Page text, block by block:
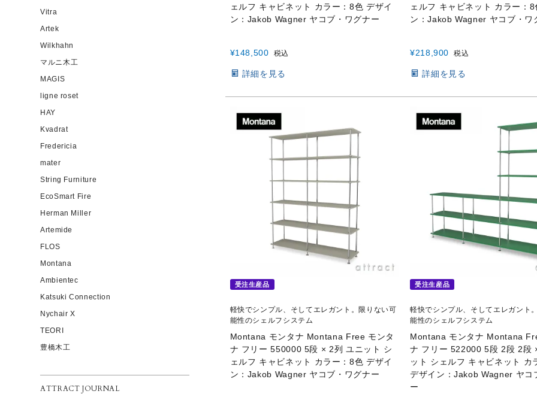
Vitra
Artek
Wilkhahn
マルニ木工
MAGIS
ligne roset
HAY
Kvadrat
Fredericia
mater
String Furniture
EcoSmart Fire
Herman Miller
Artemide
FLOS
Montana
Ambientec
Katsuki Connection
Nychair X
TEORI
豊橋木工
ATTRACT JOURNAL
ェルフ キャビネット カラー：8色 デザイ
ン：Jakob Wagner ヤコブ・ワグナー
¥148,500 税込
詳細を見る
ェルフ キャビネット カラー：8
ン：Jakob Wagner ヤコブ・ワ
¥218,900 税込
詳細を見る
受注生産品
軽快でシンプル、そしてエレガント。限りない可
能性のシェルフシステム
Montana モンタナ Montana Free モンタ
ナ フリー 550000 5段 × 2列 ユニット シ
ェルフ キャビネット カラー：8色 デザイ
ン：Jakob Wagner ヤコブ・ワグナー
受注生産品
軽快でシンプル、そしてエレガント
能性のシェルフシステム
Montana モンタナ Montana
ナ フリー 522000 5段 2段 2段
ット シェルフ キャビネット カ
デザイン：Jakob Wagner ヤコ
ー